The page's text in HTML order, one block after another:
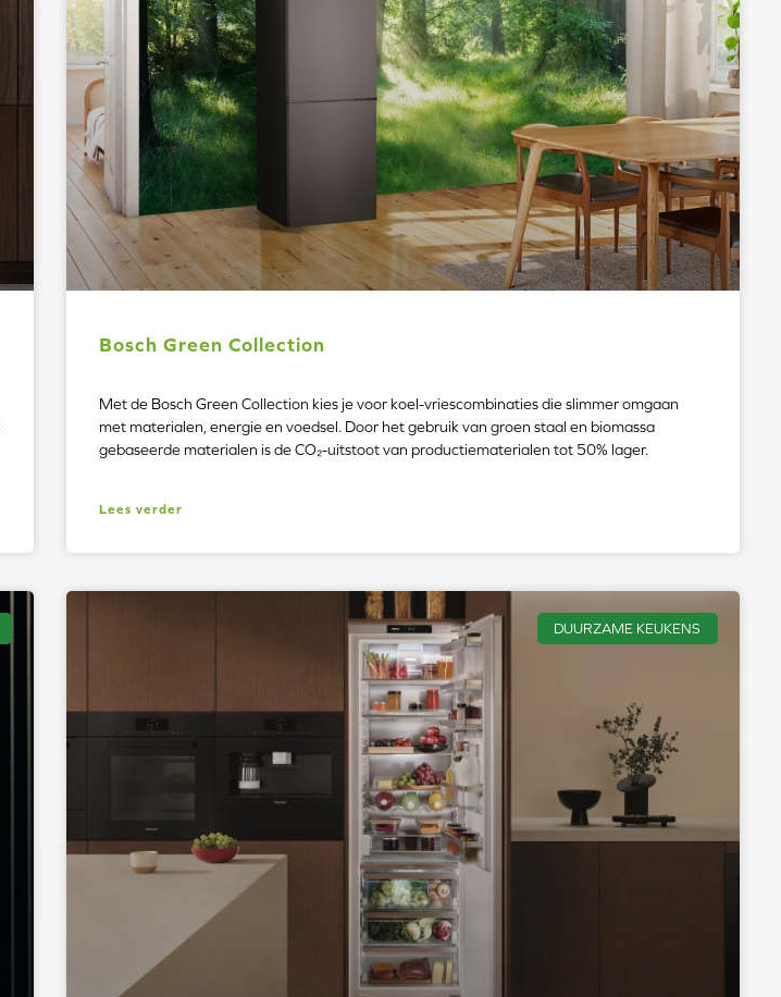
Bosch Green Collection
Met de Bosch Green Collection kies je voor koel-vriescombinaties die slimmer omgaan
met materialen, energie en voedsel. Door het gebruik van groen staal en biomassa
gebaseerde materialen is de CO₂-uitstoot van productiematerialen tot 50% lager.
Lees verder
DUURZAME KEUKENS